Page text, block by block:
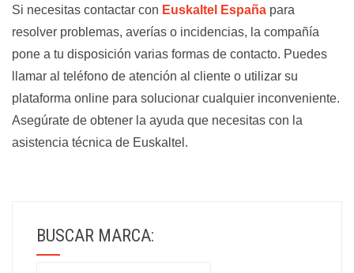
Si necesitas contactar con Euskaltel España para
resolver problemas, averías o incidencias, la compañía
pone a tu disposición varias formas de contacto. Puedes
llamar al teléfono de atención al cliente o utilizar su
plataforma online para solucionar cualquier inconveniente.
Asegúrate de obtener la ayuda que necesitas con la
asistencia técnica de Euskaltel.
BUSCAR MARCA: